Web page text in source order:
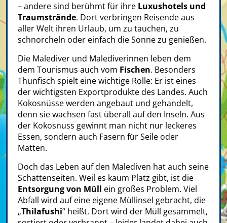
– andere sind berühmt für ihre Luxushotels und
Traumstrände. Dort verbringen Reisende aus
aller Welt ihren Urlaub, um zu tauchen, zu
schnorcheln oder einfach die Sonne zu genießen.
Die Malediver und Malediverinnen leben dem
dem Tourismus auch vom Fischen. Besonders
Thunfisch spielt eine wichtige Rolle: Er ist eines
der wichtigsten Exportprodukte des Landes. Auch
Kokosnüsse werden angebaut und gehandelt,
denn sie wachsen fast überall auf den Inseln. Aus
der Kokosnuss gewinnt man nicht nur leckeres
Essen, sondern auch Fasern für Seile oder
Matten.
Doch das Leben auf den Malediven hat auch seine
Schattenseiten. Weil es kaum Platz gibt, ist die
Entsorgung von Müll ein großes Problem. Viel
Abfall wird auf eine eigene Müllinsel gebracht, die
„Thilafushi“ heißt. Dort wird der Müll gesammelt,